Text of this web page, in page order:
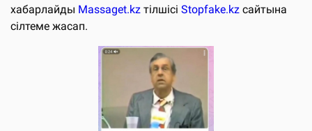
хабарлайды Massaget.kz тілшісі Stopfake.kz сайтына
сілтеме жасап.